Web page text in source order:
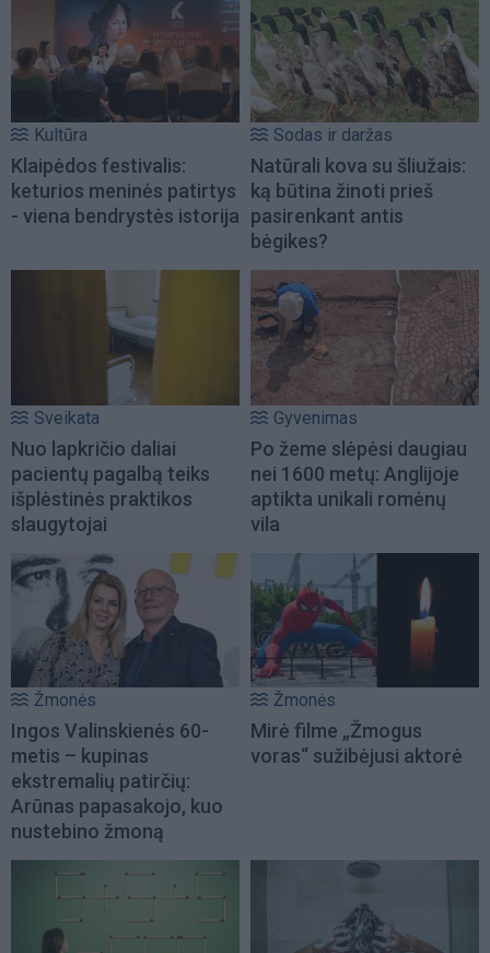
Kultūra
Klaipėdos festivalis:
keturios meninės patirtys
- viena bendrystės istorija
Sodas ir daržas
Natūrali kova su šliužais:
ką būtina žinoti prieš
pasirenkant antis
bėgikes?
Sveikata
Nuo lapkričio daliai
pacientų pagalbą teiks
išplėstinės praktikos
slaugytojai
Gyvenimas
Po žeme slėpėsi daugiau
nei 1600 metų: Anglijoje
aptikta unikali romėnų
vila
Žmonės
Ingos Valinskienės 60-
metis – kupinas
ekstremalių patirčių:
Arūnas papasakojo, kuo
nustebino žmoną
Žmonės
Mirė filme „Žmogus
voras“ sužibėjusi aktorė